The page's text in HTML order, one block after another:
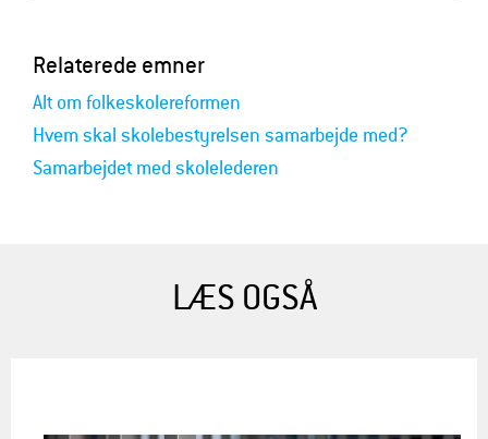
Relaterede emner
Alt om folkeskolereformen
Hvem skal skolebestyrelsen samarbejde med?
Samarbejdet med skolelederen
LÆS OGSÅ